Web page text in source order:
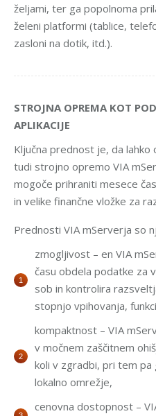
željami, ter ga popolnoma
želeni platformi (tablice,
zasloni na dotik, itd.).
STROJNA OPREMA KOT
APLIKACIJE
Ključna prednost je, da
tudi strojno opremo VIA
mogoče prihraniti mesece
in velike finančne vložke za
Prednosti VIA mServerja so
zmogljivost – en VIA
času obdela podatke za
sob in kontrolira
stopnjo vpihovanja,
kompaktnost – VIA
v močnem zaščitnem
koli v zgradbi, pri tem
lokalno omrežje,
cenovna dostopnost –